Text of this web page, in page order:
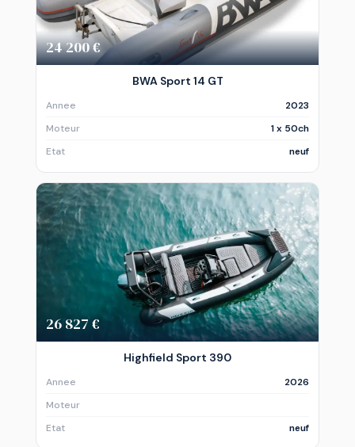
24 200 €
BWA Sport 14 GT
Annee
2023
Moteur
1 x 50ch
Etat
neuf
26 827 €
Highfield Sport 390
Annee
2026
Moteur
Etat
neuf